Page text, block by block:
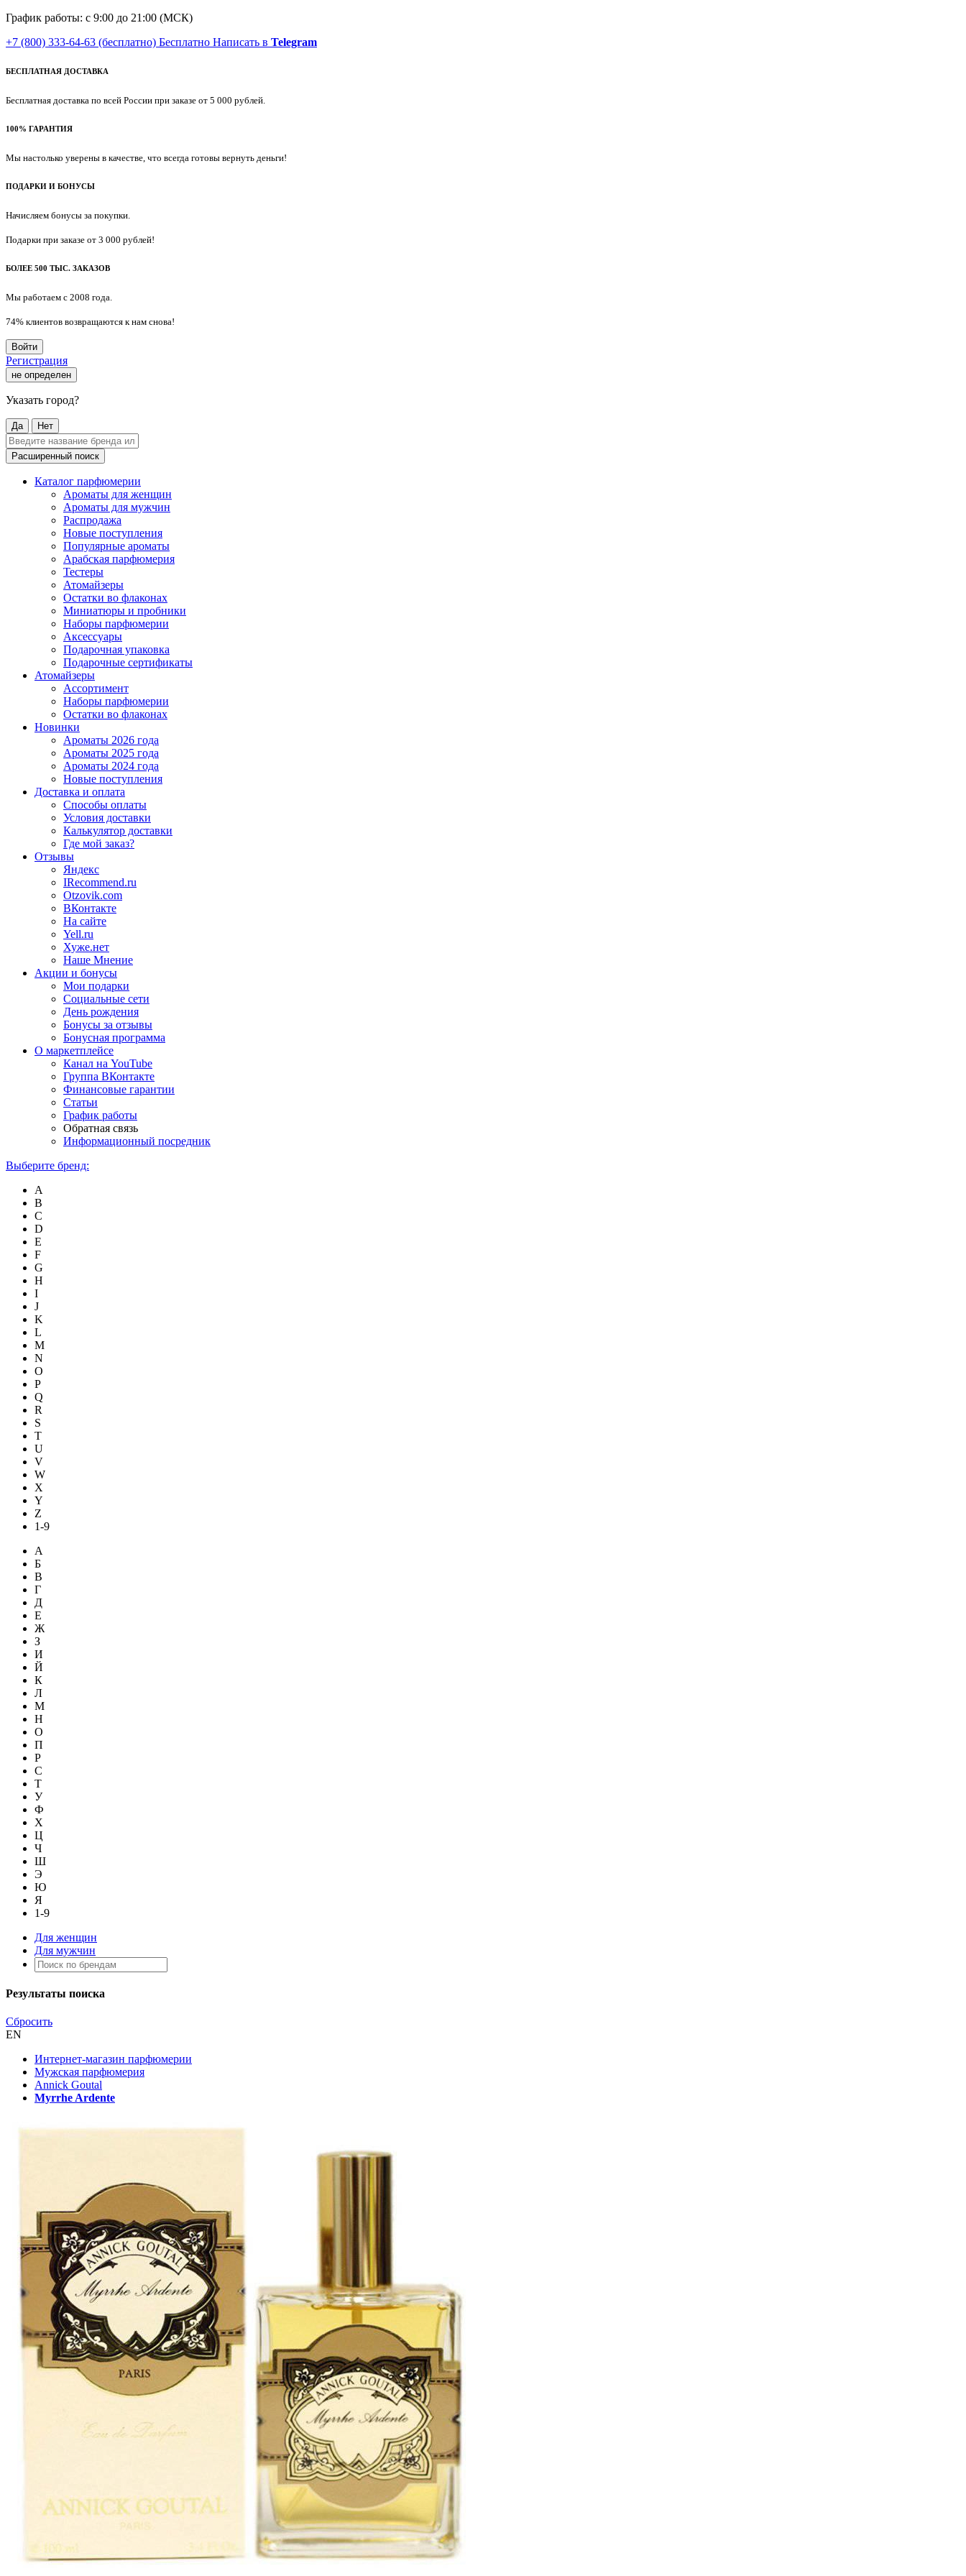
График работы: с 9:00 до 21:00 (МСК)
+7 (800) 333-64-63 (бесплатно) Бесплатно Написать в Telegram
БЕСПЛАТНАЯ ДОСТАВКА
Бесплатная доставка по всей России при заказе от 5 000 рублей.
100% ГАРАНТИЯ
Мы настолько уверены в качестве, что всегда готовы вернуть деньги!
ПОДАРКИ И БОНУСЫ
Начисляем бонусы за покупки.
Подарки при заказе от 3 000 рублей!
БОЛЕЕ 500 ТЫС. ЗАКАЗОВ
Мы работаем с 2008 года.
74% клиентов возвращаются к нам снова!
Войти
Регистрация
не определен
Указать город?
Да Нет
Расширенный поиск
Каталог парфюмерии
Ароматы для женщин
Ароматы для мужчин
Распродажа
Новые поступления
Популярные ароматы
Арабская парфюмерия
Тестеры
Атомайзеры
Остатки во флаконах
Миниатюры и пробники
Наборы парфюмерии
Аксессуары
Подарочная упаковка
Подарочные сертификаты
Атомайзеры
Ассортимент
Наборы парфюмерии
Остатки во флаконах
Новинки
Ароматы 2026 года
Ароматы 2025 года
Ароматы 2024 года
Новые поступления
Доставка и оплата
Способы оплаты
Условия доставки
Калькулятор доставки
Где мой заказ?
Отзывы
Яндекс
IRecommend.ru
Otzovik.com
ВКонтакте
На сайте
Yell.ru
Хуже.нет
Наше Мнение
Акции и бонусы
Мои подарки
Социальные сети
День рождения
Бонусы за отзывы
Бонусная программа
О маркетплейсе
Канал на YouTube
Группа ВКонтакте
Финансовые гарантии
Статьи
График работы
Обратная связь
Информационный посредник
Выберите бренд:
A
B
C
D
E
F
G
H
I
J
K
L
M
N
O
P
Q
R
S
T
U
V
W
X
Y
Z
1-9
А
Б
В
Г
Д
Е
Ж
З
И
Й
К
Л
М
Н
О
П
Р
С
Т
У
Ф
Х
Ц
Ч
Ш
Э
Ю
Я
1-9
Для женщин
Для мужчин
Результаты поиска
Сбросить
EN
Интернет-магазин парфюмерии
Мужская парфюмерия
Annick Goutal
Myrrhe Ardente